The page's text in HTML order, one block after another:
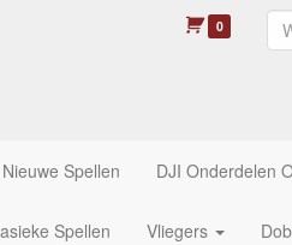
0
Nieuwe Spellen DJI Onderdelen
Spellen Vliegers